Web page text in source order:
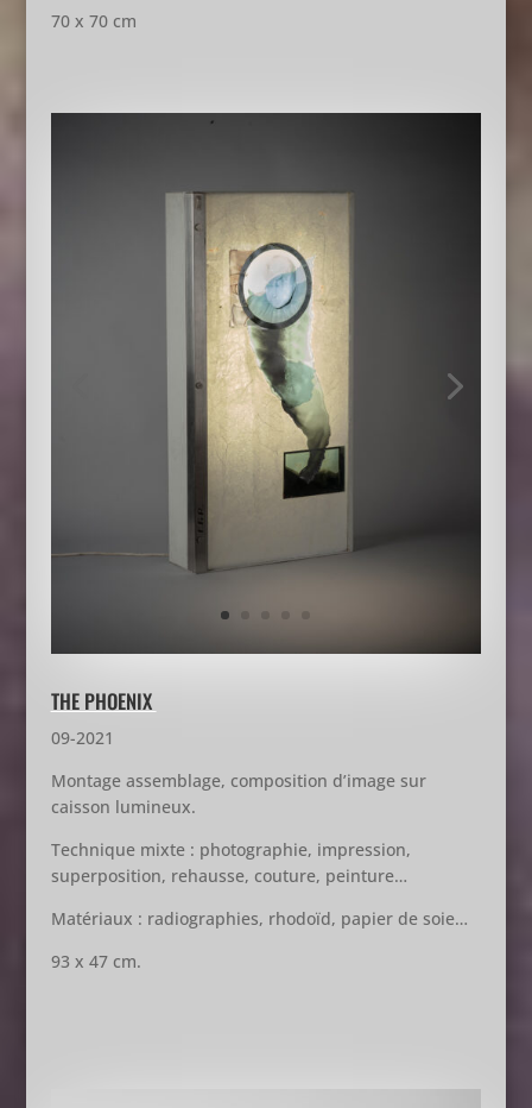
70 x 70 cm
THE PHOENIX
09-2021
Montage assemblage, composition d’image sur
caisson lumineux.
Technique mixte : photographie, impression,
superposition, rehausse, couture, peinture…
Matériaux : radiographies, rhodoïd, papier de soie…
93 x 47 cm.